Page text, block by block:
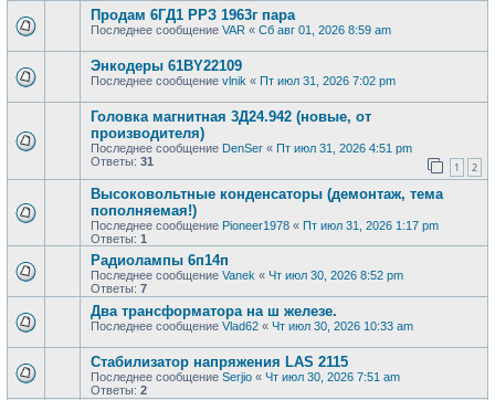
Продам 6ГД1 РРЗ 1963г пара
Последнее сообщение VAR « Сб авг 01, 2026 8:59 am
Энкодеры 61BY22109
Последнее сообщение vlnik « Пт июл 31, 2026 7:02 pm
Головка магнитная 3Д24.942 (новые, от
производителя)
Последнее сообщение DenSer « Пт июл 31, 2026 4:51 pm
Ответы: 31 1 2
Высоковольтные конденсаторы (демонтаж, тема
пополняемая!)
Последнее сообщение Pioneer1978 « Пт июл 31, 2026 1:17 pm
Ответы: 1
Радиолампы 6п14п
Последнее сообщение Vanek « Чт июл 30, 2026 8:52 pm
Ответы: 7
Два трансформатора на ш железе.
Последнее сообщение Vlad62 « Чт июл 30, 2026 10:33 am
Стабилизатор напряжения LAS 2115
Последнее сообщение Serjio « Чт июл 30, 2026 7:51 am
Ответы: 2